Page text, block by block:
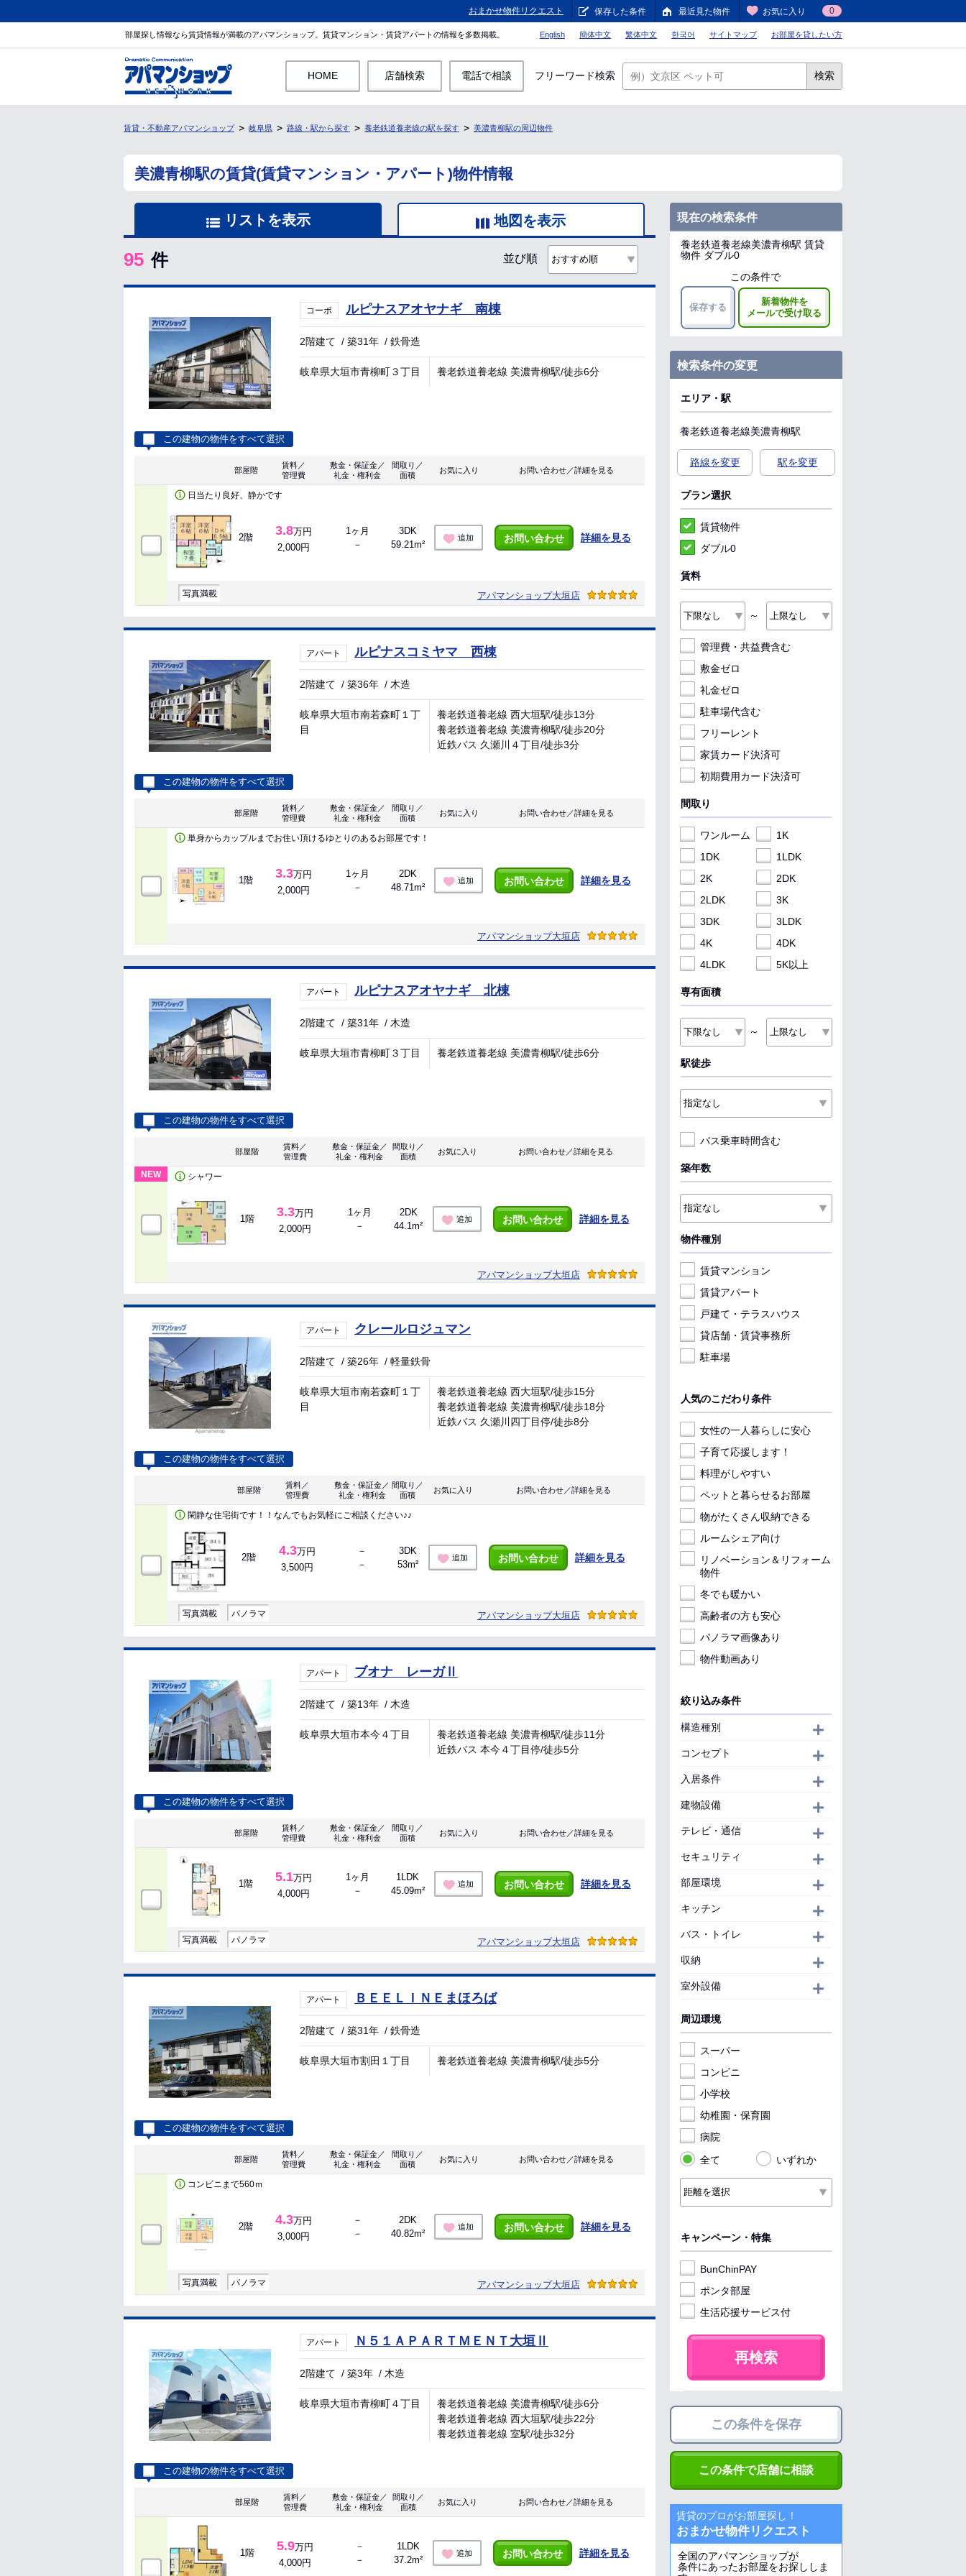
おまかせ物件リクエスト 保存した条件 最近見た物件 お気に入り 0
部屋探し情報なら賃貸情報が満載のアパマンショップ。賃貸マンション・賃貸アパートの情報を多数掲載。 English 簡体中文 繁体中文 한국어 サイトマップ お部屋を貸したい方
HOME 店舗検索 電話で相談 フリーワード検索 検索
賃貸・不動産アパマンショップ 岐阜県 路線・駅から探す 養老鉄道養老線の駅を探す 美濃青柳駅の周辺物件
美濃青柳駅の賃貸(賃貸マンション・アパート)物件情報
リストを表示 地図を表示
95 件 並び順
コーポ ルピナスアオヤナギ 南棟
2階建て /築31年 /鉄骨造
岐阜県大垣市青柳町３丁目 養老鉄道養老線 美濃青柳駅/徒歩6分
この建物の物件をすべて選択
部屋階
賃料／
管理費
敷金・保証金／
礼金・権利金
間取り／
面積
お気に入り お問い合わせ／詳細を見る
日当たり良好、静かです
2階 3.8万円
2,000円
1ヶ月
－
3DK
59.21m²
追加 お問い合わせ 詳細を見る
写真満載 アパマンショップ大垣店
アパート ルピナスコミヤマ 西棟
2階建て /築36年 / 木造
岐阜県大垣市南若森町１丁
目
養老鉄道養老線 西大垣駅/徒歩13分
養老鉄道養老線 美濃青柳駅/徒歩20分
近鉄バス 久瀬川４丁目/徒歩3分
この建物の物件をすべて選択
部屋階
賃料／
管理費
敷金・保証金／
礼金・権利金
間取り／
面積
お気に入り お問い合わせ／詳細を見る
単身からカップルまでお住い頂けるゆとりのあるお部屋です！
1階 3.3万円
2,000円
1ヶ月
－
2DK
48.71m²
追加 お問い合わせ 詳細を見る
アパマンショップ大垣店
アパート ルピナスアオヤナギ 北棟
2階建て /築31年 / 木造
岐阜県大垣市青柳町３丁目 養老鉄道養老線 美濃青柳駅/徒歩6分
この建物の物件をすべて選択
部屋階
賃料／
管理費
敷金・保証金／
礼金・権利金
間取り／
面積
お気に入り お問い合わせ／詳細を見る
NEW シャワー
1階 3.3万円
2,000円
1ヶ月
－
2DK
44.1m²
追加 お問い合わせ 詳細を見る
アパマンショップ大垣店
アパート クレールロジュマン
2階建て /築26年 /軽量鉄骨
岐阜県大垣市南若森町１丁
目
養老鉄道養老線 西大垣駅/徒歩15分
養老鉄道養老線 美濃青柳駅/徒歩18分
近鉄バス 久瀬川四丁目停/徒歩8分
この建物の物件をすべて選択
部屋階
賃料／
管理費
敷金・保証金／
礼金・権利金
間取り／
面積
お気に入り お問い合わせ／詳細を見る
閑静な住宅街です！！なんでもお気軽にご相談ください♪♪
2階 4.3万円
3,500円
－
－
3DK
53m²
追加 お問い合わせ 詳細を見る
写真満載 パノラマ アパマンショップ大垣店
アパート ブオナ レーガⅡ
2階建て /築13年 / 木造
岐阜県大垣市本今４丁目
養老鉄道養老線 美濃青柳駅/徒歩11分
近鉄バス 本今４丁目停/徒歩5分
この建物の物件をすべて選択
部屋階
賃料／
管理費
敷金・保証金／
礼金・権利金
間取り／
面積
お気に入り お問い合わせ／詳細を見る
1階 5.1万円
4,000円
1ヶ月
－
1LDK
45.09m²
追加 お問い合わせ 詳細を見る
写真満載 パノラマ アパマンショップ大垣店
アパート ＢＥＥＬＩＮＥまほろば
2階建て /築31年 /鉄骨造
岐阜県大垣市割田１丁目 養老鉄道養老線 美濃青柳駅/徒歩5分
この建物の物件をすべて選択
部屋階
賃料／
管理費
敷金・保証金／
礼金・権利金
間取り／
面積
お気に入り お問い合わせ／詳細を見る
コンビニまで560ｍ
2階 4.3万円
3,000円
－
－
2DK
40.82m²
追加 お問い合わせ 詳細を見る
写真満載 パノラマ アパマンショップ大垣店
アパート Ｎ５１ＡＰＡＲＴＭＥＮＴ大垣Ⅱ
2階建て /築3年 / 木造
岐阜県大垣市青柳町４丁目
養老鉄道養老線 美濃青柳駅/徒歩6分
養老鉄道養老線 西大垣駅/徒歩22分
養老鉄道養老線 室駅/徒歩32分
この建物の物件をすべて選択
部屋階
賃料／
管理費
敷金・保証金／
礼金・権利金
間取り／
面積
お気に入り お問い合わせ／詳細を見る
1階 5.9万円
4,000円
－
－
1LDK
37.2m²
追加 お問い合わせ 詳細を見る
現在の検索条件
養老鉄道養老線美濃青柳駅 賃貸
物件 ダブル0
この条件で
保存する
新着物件を
メールで受け取る
検索条件の変更
エリア・駅
養老鉄道養老線美濃青柳駅
路線を変更 駅を変更
プラン選択
賃貸物件
ダブル0
賃料
～
管理費・共益費含む
敷金ゼロ
礼金ゼロ
駐車場代含む
フリーレント
家賃カード決済可
初期費用カード決済可
間取り
ワンルーム
1K
1DK
1LDK
2K
2DK
2LDK
3K
3DK
3LDK
4K
4DK
4LDK
5K以上
専有面積
～
駅徒歩
バス乗車時間含む
築年数
物件種別
賃貸マンション
賃貸アパート
戸建て・テラスハウス
貸店舗・賃貸事務所
駐車場
人気のこだわり条件
女性の一人暮らしに安心
子育て応援します！
料理がしやすい
ペットと暮らせるお部屋
物がたくさん収納できる
ルームシェア向け
リノベーション＆リフォーム
物件
冬でも暖かい
高齢者の方も安心
パノラマ画像あり
物件動画あり
絞り込み条件
構造種別
コンセプト
入居条件
建物設備
テレビ・通信
セキュリティ
部屋環境
キッチン
バス・トイレ
収納
室外設備
周辺環境
スーパー
コンビニ
小学校
幼稚園・保育園
病院
全て
いずれか
キャンペーン・特集
BunChinPAY
ポンタ部屋
生活応援サービス付
再検索
この条件を保存
この条件で店舗に相談
賃貸のプロがお部屋探し！
おまかせ物件リクエスト
全国のアパマンショップが
条件にあったお部屋をお探ししま